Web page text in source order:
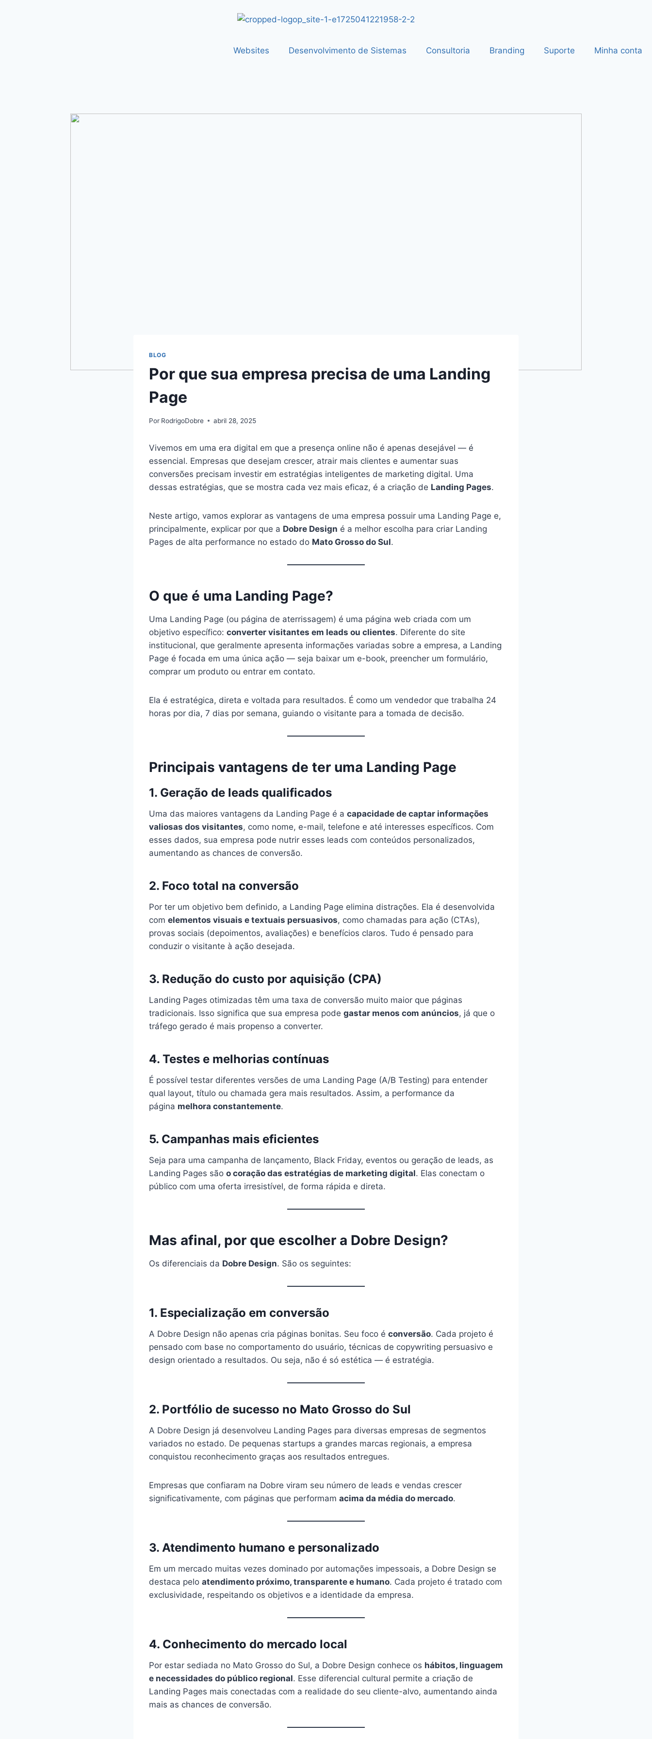
Websites Desenvolvimento de Sistemas Consultoria Branding Suporte Minha conta
BLOG
Por que sua empresa precisa de uma Landing
Page
Por RodrigoDobre abril 28, 2025
Vivemos em uma era digital em que a presença online não é apenas desejável — é
essencial. Empresas que desejam crescer, atrair mais clientes e aumentar suas
conversões precisam investir em estratégias inteligentes de marketing digital. Uma
dessas estratégias, que se mostra cada vez mais eficaz, é a criação de Landing Pages.
Neste artigo, vamos explorar as vantagens de uma empresa possuir uma Landing Page e,
principalmente, explicar por que a Dobre Design é a melhor escolha para criar Landing
Pages de alta performance no estado do Mato Grosso do Sul.
O que é uma Landing Page?
Uma Landing Page (ou página de aterrissagem) é uma página web criada com um
objetivo específico: converter visitantes em leads ou clientes. Diferente do site
institucional, que geralmente apresenta informações variadas sobre a empresa, a Landing
Page é focada em uma única ação — seja baixar um e-book, preencher um formulário,
comprar um produto ou entrar em contato.
Ela é estratégica, direta e voltada para resultados. É como um vendedor que trabalha 24
horas por dia, 7 dias por semana, guiando o visitante para a tomada de decisão.
Principais vantagens de ter uma Landing Page
1. Geração de leads qualificados
Uma das maiores vantagens da Landing Page é a capacidade de captar informações
valiosas dos visitantes, como nome, e-mail, telefone e até interesses específicos. Com
esses dados, sua empresa pode nutrir esses leads com conteúdos personalizados,
aumentando as chances de conversão.
2. Foco total na conversão
Por ter um objetivo bem definido, a Landing Page elimina distrações. Ela é desenvolvida
com elementos visuais e textuais persuasivos, como chamadas para ação (CTAs),
provas sociais (depoimentos, avaliações) e benefícios claros. Tudo é pensado para
conduzir o visitante à ação desejada.
3. Redução do custo por aquisição (CPA)
Landing Pages otimizadas têm uma taxa de conversão muito maior que páginas
tradicionais. Isso significa que sua empresa pode gastar menos com anúncios, já que o
tráfego gerado é mais propenso a converter.
4. Testes e melhorias contínuas
É possível testar diferentes versões de uma Landing Page (A/B Testing) para entender
qual layout, título ou chamada gera mais resultados. Assim, a performance da
página melhora constantemente.
5. Campanhas mais eficientes
Seja para uma campanha de lançamento, Black Friday, eventos ou geração de leads, as
Landing Pages são o coração das estratégias de marketing digital. Elas conectam o
público com uma oferta irresistível, de forma rápida e direta.
Mas afinal, por que escolher a Dobre Design?
Os diferenciais da Dobre Design. São os seguintes:
1. Especialização em conversão
A Dobre Design não apenas cria páginas bonitas. Seu foco é conversão. Cada projeto é
pensado com base no comportamento do usuário, técnicas de copywriting persuasivo e
design orientado a resultados. Ou seja, não é só estética — é estratégia.
2. Portfólio de sucesso no Mato Grosso do Sul
A Dobre Design já desenvolveu Landing Pages para diversas empresas de segmentos
variados no estado. De pequenas startups a grandes marcas regionais, a empresa
conquistou reconhecimento graças aos resultados entregues.
Empresas que confiaram na Dobre viram seu número de leads e vendas crescer
significativamente, com páginas que performam acima da média do mercado.
3. Atendimento humano e personalizado
Em um mercado muitas vezes dominado por automações impessoais, a Dobre Design se
destaca pelo atendimento próximo, transparente e humano. Cada projeto é tratado com
exclusividade, respeitando os objetivos e a identidade da empresa.
4. Conhecimento do mercado local
Por estar sediada no Mato Grosso do Sul, a Dobre Design conhece os hábitos, linguagem
e necessidades do público regional. Esse diferencial cultural permite a criação de
Landing Pages mais conectadas com a realidade do seu cliente-alvo, aumentando ainda
mais as chances de conversão.